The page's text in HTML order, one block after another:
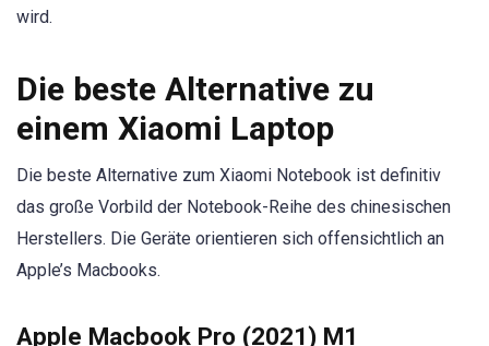
wird.
Die beste Alternative zu
einem Xiaomi Laptop
Die beste Alternative zum Xiaomi Notebook ist definitiv
das große Vorbild der Notebook-Reihe des chinesischen
Herstellers. Die Geräte orientieren sich offensichtlich an
Apple’s Macbooks.
Apple Macbook Pro (2021) M1